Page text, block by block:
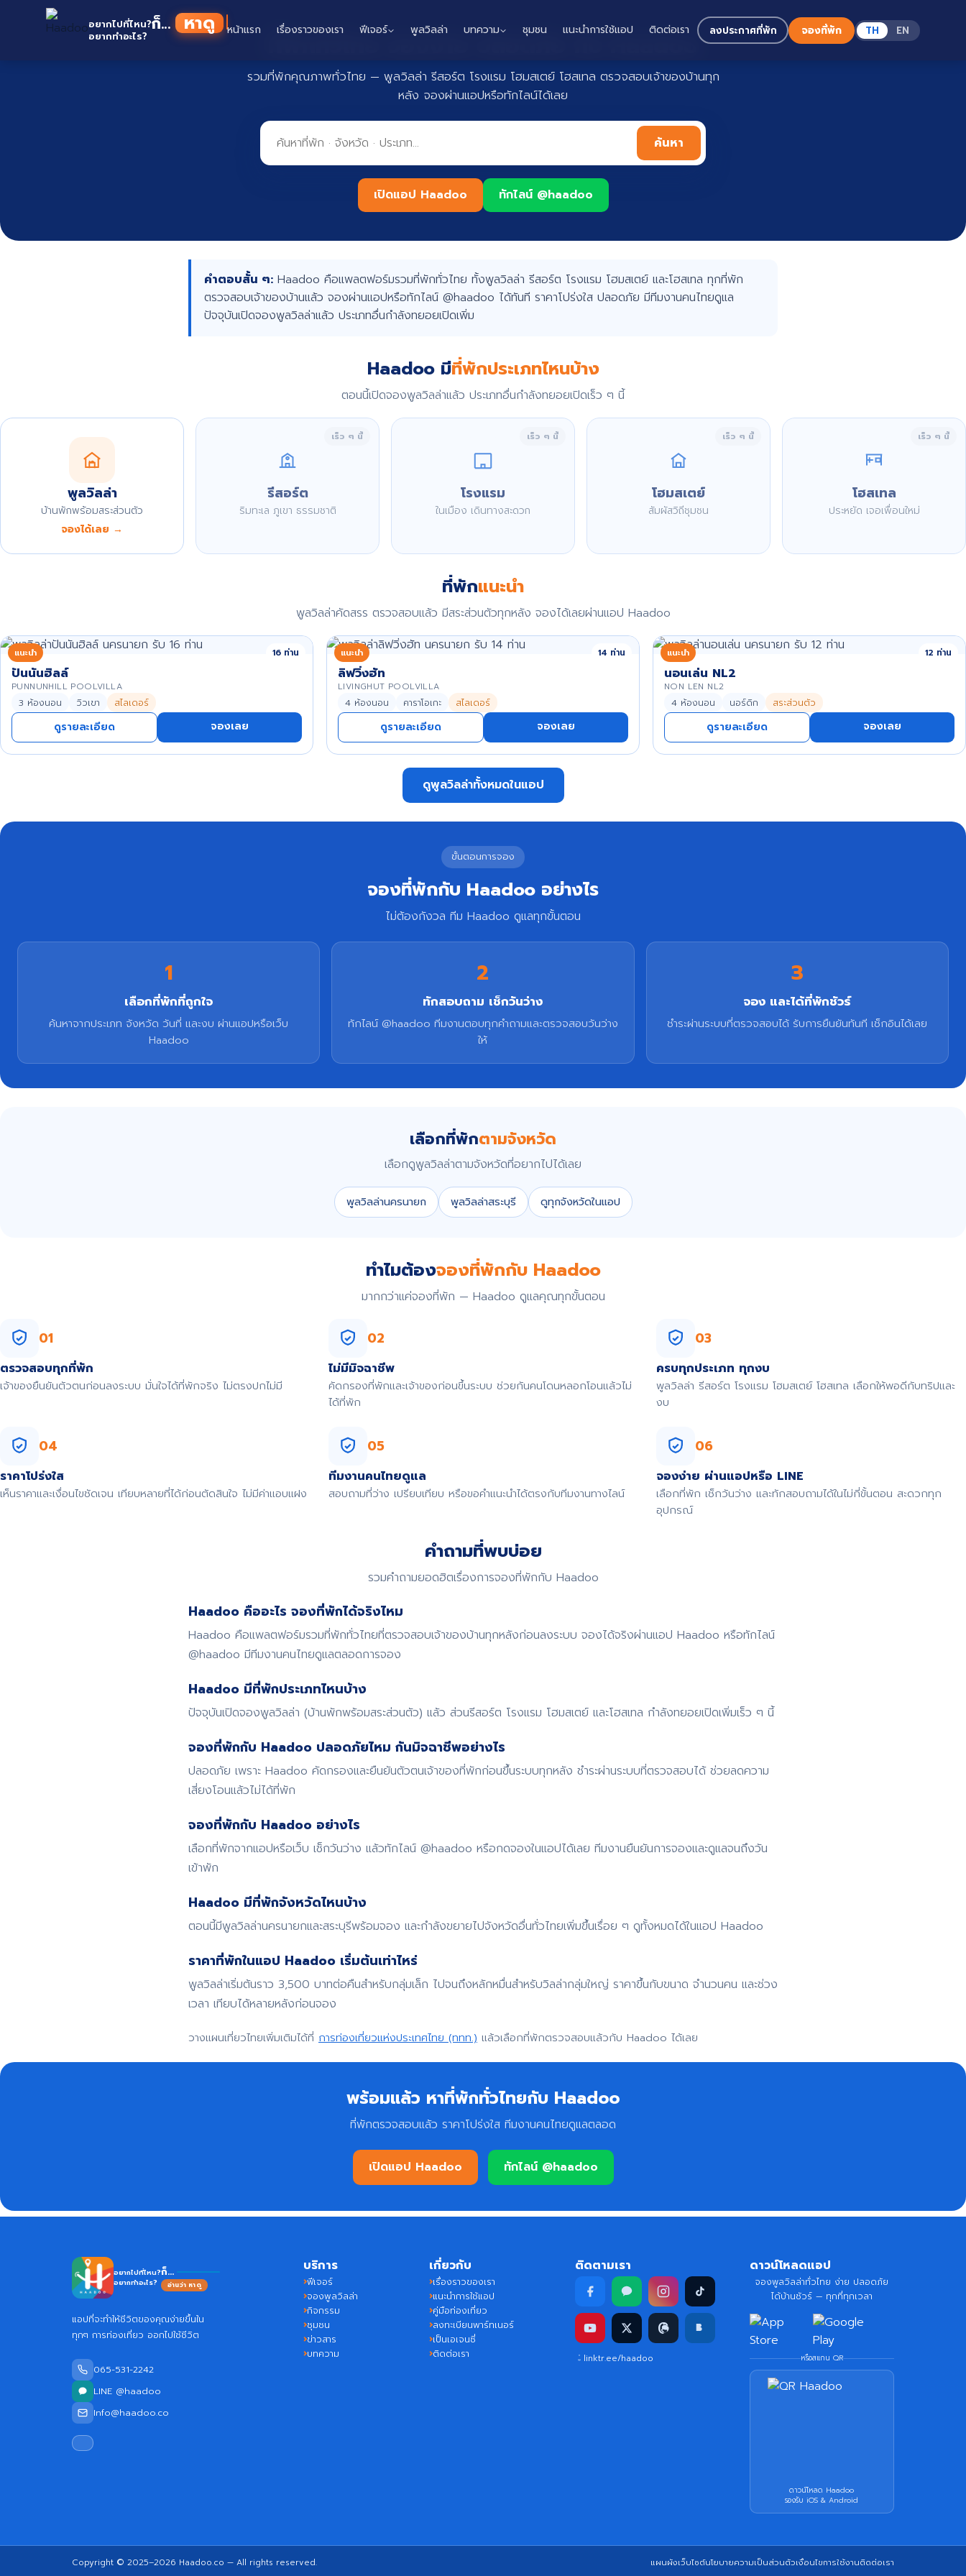
อยากไปที่ไหน?
อยากทำอะไร?
ก็... หาดู หน้าแรก เรื่องราวของเรา ฟีเจอร์ พูลวิลล่า บทความ ชุมชน แนะนำการใช้แอป ติดต่อเรา ลงประกาศที่พัก จองที่พัก TH EN
ที่พักทั่วไทย จองง่าย ปลอดภัย กับ Haadoo
รวมที่พักคุณภาพทั่วไทย — พูลวิลล่า รีสอร์ต โรงแรม โฮมสเตย์ โฮสเทล ตรวจสอบเจ้าของบ้านทุก
หลัง จองผ่านแอปหรือทักไลน์ได้เลย
ค้นหา
เปิดแอป Haadoo ทักไลน์ @haadoo
คำตอบสั้น ๆ: Haadoo คือแพลตฟอร์มรวมที่พักทั่วไทย ทั้งพูลวิลล่า รีสอร์ต โรงแรม โฮมสเตย์ และโฮสเทล ทุกที่พัก
ตรวจสอบเจ้าของบ้านแล้ว จองผ่านแอปหรือทักไลน์ @haadoo ได้ทันที ราคาโปร่งใส ปลอดภัย มีทีมงานคนไทยดูแล
ปัจจุบันเปิดจองพูลวิลล่าแล้ว ประเภทอื่นกำลังทยอยเปิดเพิ่ม
Haadoo มีที่พักประเภทไหนบ้าง
ตอนนี้เปิดจองพูลวิลล่าแล้ว ประเภทอื่นกำลังทยอยเปิดเร็ว ๆ นี้
พูลวิลล่า
บ้านพักพร้อมสระส่วนตัว
จองได้เลย →
เร็ว ๆ นี้
รีสอร์ต
ริมทะเล ภูเขา ธรรมชาติ
เร็ว ๆ นี้
โรงแรม
ในเมือง เดินทางสะดวก
เร็ว ๆ นี้
โฮมสเตย์
สัมผัสวิถีชุมชน
เร็ว ๆ นี้
โฮสเทล
ประหยัด เจอเพื่อนใหม่
ที่พักแนะนำ
พูลวิลล่าคัดสรร ตรวจสอบแล้ว มีสระส่วนตัวทุกหลัง จองได้เลยผ่านแอป Haadoo
แนะนำ 16 ท่าน
ปันนันฮิลล์
PUNNUNHILL POOLVILLA
3 ห้องนอน วิวเขา สไลเดอร์
ดูรายละเอียด จองเลย
แนะนำ 14 ท่าน
ลิฟวิ่งฮัท
LIVINGHUT POOLVILLA
4 ห้องนอน คาราโอเกะ สไลเดอร์
ดูรายละเอียด จองเลย
แนะนำ 12 ท่าน
นอนเล่น NL2
NON LEN NL2
4 ห้องนอน นอร์ดิก สระส่วนตัว
ดูรายละเอียด จองเลย
ดูพูลวิลล่าทั้งหมดในแอป
ขั้นตอนการจอง
จองที่พักกับ Haadoo อย่างไร
ไม่ต้องกังวล ทีม Haadoo ดูแลทุกขั้นตอน
1
เลือกที่พักที่ถูกใจ
ค้นหาจากประเภท จังหวัด วันที่ และงบ ผ่านแอปหรือเว็บ
Haadoo
2
ทักสอบถาม เช็กวันว่าง
ทักไลน์ @haadoo ทีมงานตอบทุกคำถามและตรวจสอบวันว่าง
ให้
3
จอง และได้ที่พักชัวร์
ชำระผ่านระบบที่ตรวจสอบได้ รับการยืนยันทันที เช็กอินได้เลย
เลือกที่พักตามจังหวัด
เลือกดูพูลวิลล่าตามจังหวัดที่อยากไปได้เลย
พูลวิลล่านครนายก พูลวิลล่าสระบุรี ดูทุกจังหวัดในแอป
ทำไมต้องจองที่พักกับ Haadoo
มากกว่าแค่จองที่พัก — Haadoo ดูแลคุณทุกขั้นตอน
01
ตรวจสอบทุกที่พัก
เจ้าของยืนยันตัวตนก่อนลงระบบ มั่นใจได้ที่พักจริง ไม่ตรงปกไม่มี
02
ไม่มีมิจฉาชีพ
คัดกรองที่พักและเจ้าของก่อนขึ้นระบบ ช่วยกันคนโดนหลอกโอนแล้วไม่
ได้ที่พัก
03
ครบทุกประเภท ทุกงบ
พูลวิลล่า รีสอร์ต โรงแรม โฮมสเตย์ โฮสเทล เลือกให้พอดีกับทริปและ
งบ
04
ราคาโปร่งใส
เห็นราคาและเงื่อนไขชัดเจน เทียบหลายที่ได้ก่อนตัดสินใจ ไม่มีค่าแอบแฝง
05
ทีมงานคนไทยดูแล
สอบถามที่ว่าง เปรียบเทียบ หรือขอคำแนะนำได้ตรงกับทีมงานทางไลน์
06
จองง่าย ผ่านแอปหรือ LINE
เลือกที่พัก เช็กวันว่าง และทักสอบถามได้ในไม่กี่ขั้นตอน สะดวกทุก
อุปกรณ์
คำถามที่พบบ่อย
รวมคำถามยอดฮิตเรื่องการจองที่พักกับ Haadoo
Haadoo คืออะไร จองที่พักได้จริงไหม
Haadoo คือแพลตฟอร์มรวมที่พักทั่วไทยที่ตรวจสอบเจ้าของบ้านทุกหลังก่อนลงระบบ จองได้จริงผ่านแอป Haadoo หรือทักไลน์
@haadoo มีทีมงานคนไทยดูแลตลอดการจอง
Haadoo มีที่พักประเภทไหนบ้าง
ปัจจุบันเปิดจองพูลวิลล่า (บ้านพักพร้อมสระส่วนตัว) แล้ว ส่วนรีสอร์ต โรงแรม โฮมสเตย์ และโฮสเทล กำลังทยอยเปิดเพิ่มเร็ว ๆ นี้
จองที่พักกับ Haadoo ปลอดภัยไหม กันมิจฉาชีพอย่างไร
ปลอดภัย เพราะ Haadoo คัดกรองและยืนยันตัวตนเจ้าของที่พักก่อนขึ้นระบบทุกหลัง ชำระผ่านระบบที่ตรวจสอบได้ ช่วยลดความ
เสี่ยงโอนแล้วไม่ได้ที่พัก
จองที่พักกับ Haadoo อย่างไร
เลือกที่พักจากแอปหรือเว็บ เช็กวันว่าง แล้วทักไลน์ @haadoo หรือกดจองในแอปได้เลย ทีมงานยืนยันการจองและดูแลจนถึงวัน
เข้าพัก
Haadoo มีที่พักจังหวัดไหนบ้าง
ตอนนี้มีพูลวิลล่านครนายกและสระบุรีพร้อมจอง และกำลังขยายไปจังหวัดอื่นทั่วไทยเพิ่มขึ้นเรื่อย ๆ ดูทั้งหมดได้ในแอป Haadoo
ราคาที่พักในแอป Haadoo เริ่มต้นเท่าไหร่
พูลวิลล่าเริ่มต้นราว 3,500 บาทต่อคืนสำหรับกลุ่มเล็ก ไปจนถึงหลักหมื่นสำหรับวิลล่ากลุ่มใหญ่ ราคาขึ้นกับขนาด จำนวนคน และช่วง
เวลา เทียบได้หลายหลังก่อนจอง
วางแผนเที่ยวไทยเพิ่มเติมได้ที่ การท่องเที่ยวแห่งประเทศไทย (ททท.) แล้วเลือกที่พักตรวจสอบแล้วกับ Haadoo ได้เลย
พร้อมแล้ว หาที่พักทั่วไทยกับ Haadoo
ที่พักตรวจสอบแล้ว ราคาโปร่งใส ทีมงานคนไทยดูแลตลอด
เปิดแอป Haadoo ทักไลน์ @haadoo
อยากไปที่ไหน?
อยากทำอะไร?
ก็... Haa
อ่านว่า หาดู
แอปที่จะทำให้ชีวิตของคุณง่ายขึ้นใน
ทุกๆ การท่องเที่ยว ออกไปใช้ชีวิต
065-531-2242
LINE @haadoo
Info@haadoo.co
บริการ
ฟีเจอร์
จองพูลวิลล่า
กิจกรรม
ชุมชน
ข่าวสาร
บทความ
เกี่ยวกับ
เรื่องราวของเรา
แนะนำการใช้แอป
คู่มือท่องเที่ยว
ลงทะเบียนพาร์ทเนอร์
เป็นเอเจนซี่
ติดต่อเรา
ติดตามเรา
linktr.ee/haadoo
ดาวน์โหลดแอป
จองพูลวิลล่าทั่วไทย ง่าย ปลอดภัย
ได้บ้านชัวร์ — ทุกที่ทุกเวลา
หรือสแกน QR
ดาวน์โหลด Haadoo
รองรับ iOS & Android
Copyright © 2025–2026 Haadoo.co — All rights reserved. แผนผังเว็บไซต์นโยบายความเป็นส่วนตัวเงื่อนไขการใช้งานติดต่อเรา